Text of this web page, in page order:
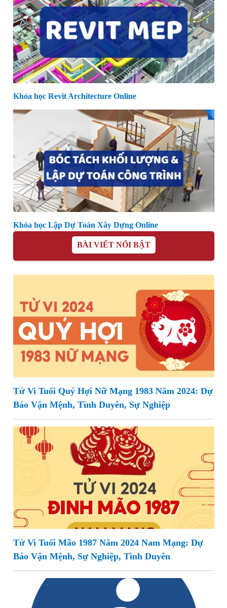
Khóa học Revit Architecture Online
Khóa học Lập Dự Toán Xây Dựng Online
BÀI VIẾT NỔI BẬT
Tử Vi Tuổi Quý Hợi Nữ Mạng 1983 Năm 2024: Dự
Báo Vận Mệnh, Tình Duyên, Sự Nghiệp
Tử Vi Tuổi Mão 1987 Năm 2024 Nam Mạng: Dự
Báo Vận Mệnh, Sự Nghiệp, Tình Duyên